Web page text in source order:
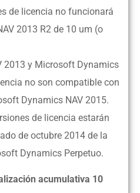
de licencia no funcionará
2013 R2 de 10 um (o
2013 y Microsoft Dynamics
no son compatible con
Dynamics NAV 2015.
de licencia estarán
de octubre 2014 de la
Dynamics Perpetuo.
acumulativa 10